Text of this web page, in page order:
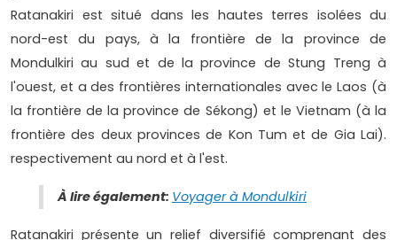
Ratanakiri est situé dans les hautes terres isolées du
nord-est du pays, à la frontière de la province de
Mondulkiri au sud et de la province de Stung Treng à
l'ouest, et a des frontières internationales avec le Laos (à
la frontière de la province de Sékong) et le Vietnam (à la
frontière des deux provinces de Kon Tum et de Gia Lai).
respectivement au nord et à l'est.
À lire également: Voyager à Mondulkiri
Ratanakiri présente un relief diversifié comprenant des